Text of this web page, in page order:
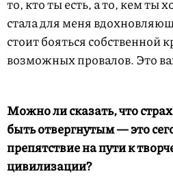
то, кто ты есть, а то, кем ты
стала для меня
стоит бояться собственной
возможных провалов. Это
Можно ли сказать, что
быть отвергнутым — это
препятствие на пути к
цивилизации?